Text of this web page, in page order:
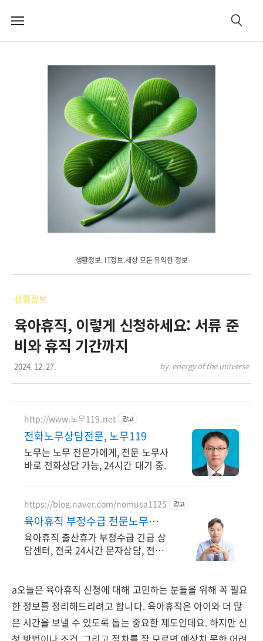
메
검
생활정보. IT정보.세상 모든 유익한 정보
생활정보
육아휴직, 이렇게 신청하세요: 서류 준
비와 휴직 기간까지
2024. 12. 27. by. energy of the universe
http://www.노무119.net 광고
전화노무상담전문, 노무119
노무는 노무 전문가에게, 전문 노무사
바로 전화상담 가능, 24시간 대기 중.
https://blog.naver.com/nomusa1125 광고
육아휴직 부정수급 전문노무사
출석요구서 받았다면 필수상담
육아휴직 출산휴가 부정수급 긴급 상
담센터, 전국 24시간 문자상담, 전문
a오늘은 육아휴직 신청에 대해 고민하는 분들을 위해 꼭 필요
한 정보를 정리해드리려고 합니다. 육아휴직은 아이와 더 많
은 시간을 보낼 수 있도록 돕는 중요한 제도인데요. 하지만 신